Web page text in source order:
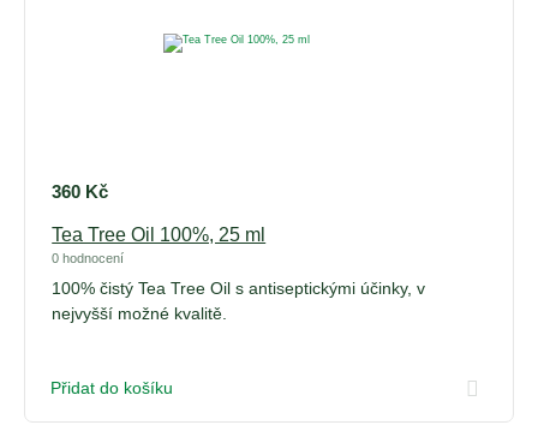
360 Kč
Tea Tree Oil 100%, 25 ml
0 hodnocení
100% čistý Tea Tree Oil s antiseptickými účinky, v
nejvyšší možné kvalitě.
Přidat do košíku